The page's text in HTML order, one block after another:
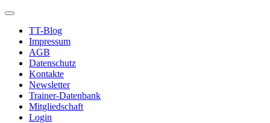
TT-Blog
Impressum
AGB
Datenschutz
Kontakte
Newsletter
Trainer-Datenbank
Mitgliedschaft
Login